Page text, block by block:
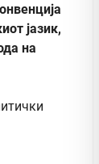
јазик,
на